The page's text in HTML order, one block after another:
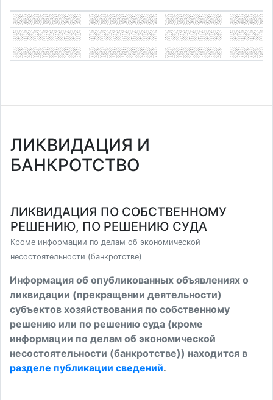
ЛИКВИДАЦИЯ И
БАНКРОТСТВО
ЛИКВИДАЦИЯ ПО СОБСТВЕННОМУ
РЕШЕНИЮ, ПО РЕШЕНИЮ СУДА
Кроме информации по делам об экономической
несостоятельности (банкротстве)
Информация об опубликованных объявлениях о
ликвидации (прекращении деятельности)
субъектов хозяйствования по собственному
решению или по решению суда (кроме
информации по делам об экономической
несостоятельности (банкротстве)) находится в
разделе публикации сведений.